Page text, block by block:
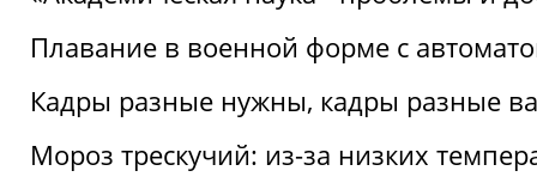
Плавание в военной форме с
Кадры разные нужны, кадры разные
Мороз трескучий: из-за низких